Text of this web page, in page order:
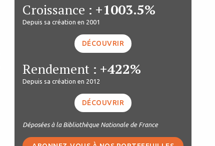
Croissance : +1003.5%
Depuis sa création en 2001
DÉCOUVRIR
Rendement : +422%
Depuis sa création en 2012
DÉCOUVRIR
Déposées à la Bibliothèque Nationale de France